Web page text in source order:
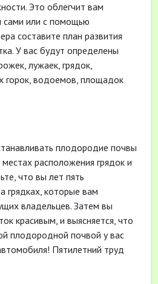
Это облегчит вам
сами или с помощью
составите план развития
У вас будут определены
лужаек, грядок,
горок, водоемов, площадок
плодородие почвы
расположения грядок и
что вы лет пять
грядках, которые вам
владельцев. Затем вы
красивым, и выясняется, что
плодородной почвой у вас
Пятилетний труд